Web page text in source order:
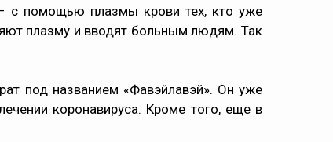
с помощью плазмы крови тех, кто уже
плазму и вводят больным людям. Так
под названием «Фавэйлавэй». Он уже
коронавируса. Кроме того, еще в